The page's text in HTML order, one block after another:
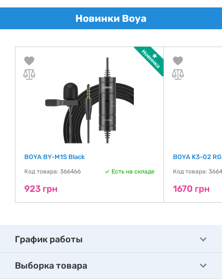
Новинки Boya
BOYA BY-M1S Black
Код товара: 366466 Есть на складе
923 грн
BOYA K3-02
Код товара:
1670 грн
График работы
Выборка товара